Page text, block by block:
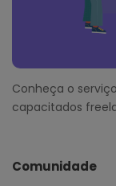
Conheça o
capacitados
Comunidade